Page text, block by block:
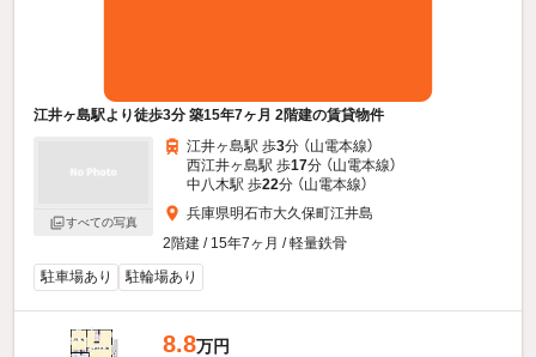
江井ヶ島駅より徒歩3分 築15年7ヶ月 2階建の賃貸物件
すべての写真
江井ヶ島駅 歩3分 （山電本線）
西江井ヶ島駅 歩17分 （山電本線）
中八木駅 歩22分 （山電本線）
兵庫県明石市大久保町江井島
2階建 / 15年7ヶ月 / 軽量鉄骨
駐車場あり
駐輪場あり
8.8万円